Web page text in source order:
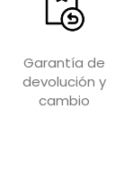
Garantía de
devolución y
cambio